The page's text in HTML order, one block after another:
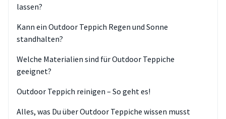
lassen?
Kann ein Outdoor Teppich Regen und Sonne
standhalten?
Welche Materialien sind für Outdoor Teppiche
geeignet?
Outdoor Teppich reinigen – So geht es!
Alles, was Du über Outdoor Teppiche wissen musst